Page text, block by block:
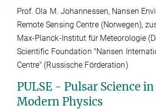
Prof. Ola M. Johannessen, Nansen
Remote Sensing Centre (Norwegen),
Max-Planck-Institut für Meteorologie
Scientific Foundation "Nansen
Centre" (Russische Förderation)
PULSE - Pulsar Science
Modern Physics